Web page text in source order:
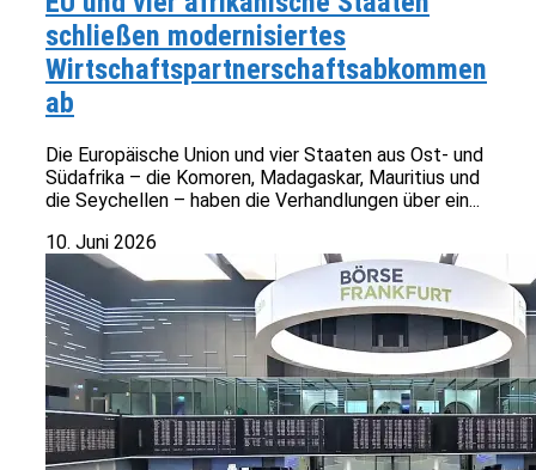
schließen modernisiertes
Wirtschaftspartnerschaftsabkommen
ab
Die Europäische Union und vier Staaten aus Ost- und
Südafrika – die Komoren, Madagaskar, Mauritius und
die Seychellen – haben die Verhandlungen über ein...
10. Juni 2026